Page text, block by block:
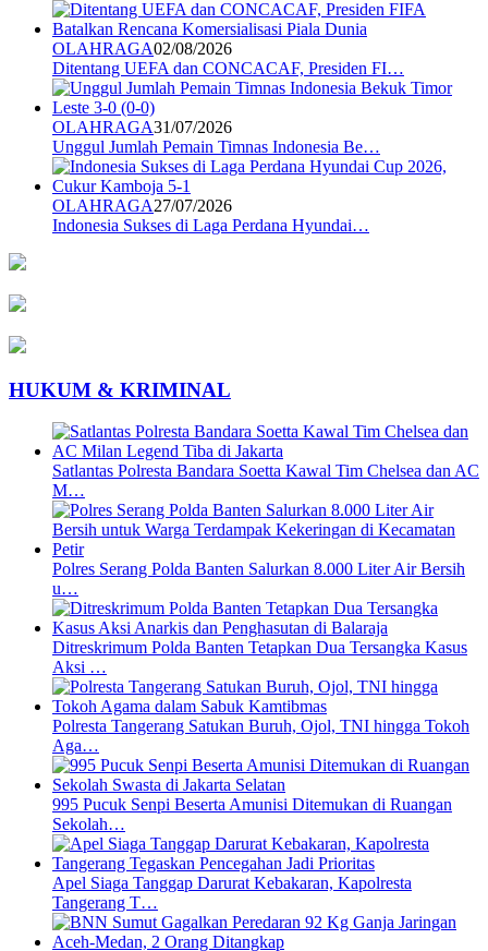
OLAHRAGA02/08/2026
Ditentang UEFA dan CONCACAF, Presiden FI…
OLAHRAGA31/07/2026
Unggul Jumlah Pemain Timnas Indonesia Be…
OLAHRAGA27/07/2026
Indonesia Sukses di Laga Perdana Hyundai…
HUKUM & KRIMINAL
Satlantas Polresta Bandara Soetta Kawal Tim Chelsea dan AC
M…
Polres Serang Polda Banten Salurkan 8.000 Liter Air Bersih
u…
Ditreskrimum Polda Banten Tetapkan Dua Tersangka Kasus
Aksi …
Polresta Tangerang Satukan Buruh, Ojol, TNI hingga Tokoh
Aga…
995 Pucuk Senpi Beserta Amunisi Ditemukan di Ruangan
Sekolah…
Apel Siaga Tanggap Darurat Kebakaran, Kapolresta
Tangerang T…